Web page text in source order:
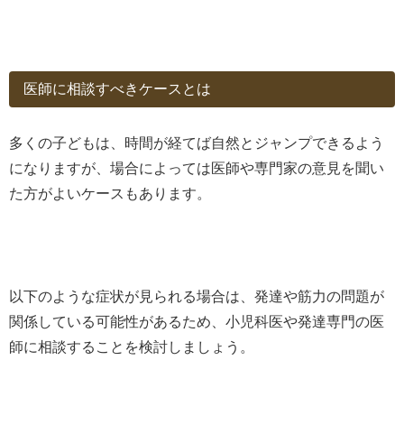
医師に相談すべきケースとは
多くの子どもは、時間が経てば自然とジャンプできるよう
になりますが、場合によっては医師や専門家の意見を聞い
た方がよいケースもあります。
以下のような症状が見られる場合は、発達や筋力の問題が
関係している可能性があるため、小児科医や発達専門の医
師に相談することを検討しましょう。